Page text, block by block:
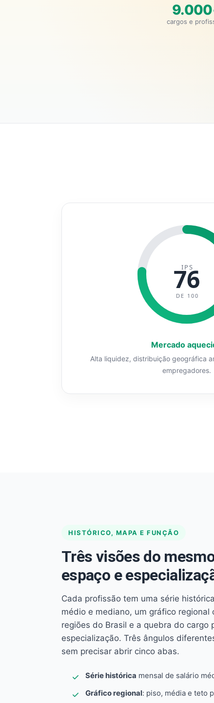
cargos e
IPS
76
DE 100
Mercado
Alta liquidez, distribuição geográfica
empregadores.
HISTÓRICO, MAPA E FUNÇÃO
Três visões do
espaço e
Cada profissão tem uma série
médio e mediano, um gráfico regional
regiões do Brasil e a quebra do cargo
especialização. Três ângulos
sem precisar abrir cinco abas.
Série histórica mensal de salário
Gráfico regional: piso, média e teto